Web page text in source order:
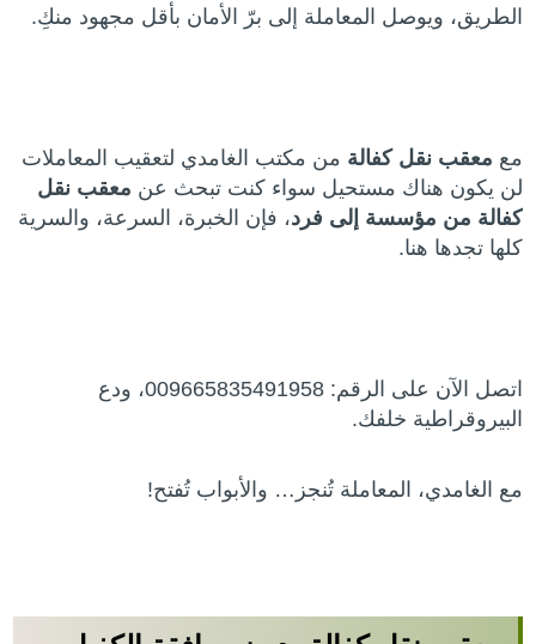
الطريق، ويوصل المعاملة إلى برّ الأمان بأقل مجهود منكِ.
مع معقب نقل كفالة من مكتب الغامدي لتعقيب المعاملات
لن يكون هناك مستحيل سواء كنت تبحث عن معقب نقل
كفالة من مؤسسة إلى فرد، فإن الخبرة، السرعة، والسرية
كلها تجدها هنا.
اتصل الآن على الرقم: 009665835491958، ودع
البيروقراطية خلفك.
مع الغامدي، المعاملة تُنجز… والأبواب تُفتح!